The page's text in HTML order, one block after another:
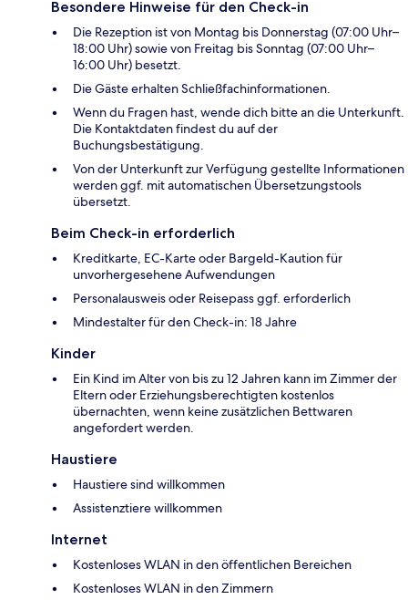
Besondere Hinweise für den Check-in
Die Rezeption ist von Montag bis Donnerstag (07:00 Uhr–
18:00 Uhr) sowie von Freitag bis Sonntag (07:00 Uhr–
16:00 Uhr) besetzt.
Die Gäste erhalten Schließfachinformationen.
Wenn du Fragen hast, wende dich bitte an die Unterkunft.
Die Kontaktdaten findest du auf der
Buchungsbestätigung.
Von der Unterkunft zur Verfügung gestellte Informationen
werden ggf. mit automatischen Übersetzungstools
übersetzt.
Beim Check-in erforderlich
Kreditkarte, EC-Karte oder Bargeld-Kaution für
unvorhergesehene Aufwendungen
Personalausweis oder Reisepass ggf. erforderlich
Mindestalter für den Check-in: 18 Jahre
Kinder
Ein Kind im Alter von bis zu 12 Jahren kann im Zimmer der
Eltern oder Erziehungsberechtigten kostenlos
übernachten, wenn keine zusätzlichen Bettwaren
angefordert werden.
Haustiere
Haustiere sind willkommen
Assistenztiere willkommen
Internet
Kostenloses WLAN in den öffentlichen Bereichen
Kostenloses WLAN in den Zimmern